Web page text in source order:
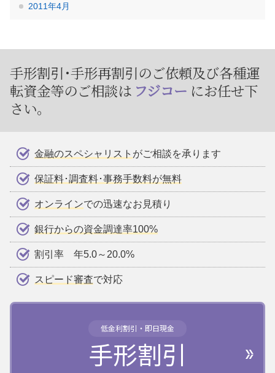
2011年4月
手形割引･手形再割引のご依頼及び各種運
転資金等のご相談は フジコー にお任せ下
さい。
金融のスペシャリスト がご相談を承ります
保証料･調査料･事務手数料が無料
オンラインでの迅速なお見積り
銀行からの資金調達率100%
割引率 年5.0～20.0%
スピード審査で対応
低金利割引・即日現金
手形割引